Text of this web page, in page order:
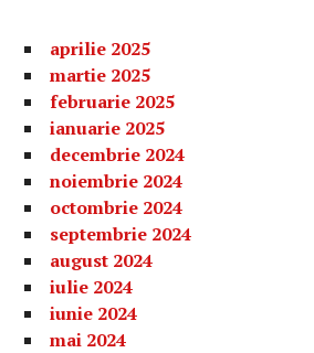
aprilie 2025
martie 2025
februarie 2025
ianuarie 2025
decembrie 2024
noiembrie 2024
octombrie 2024
septembrie 2024
august 2024
iulie 2024
iunie 2024
mai 2024